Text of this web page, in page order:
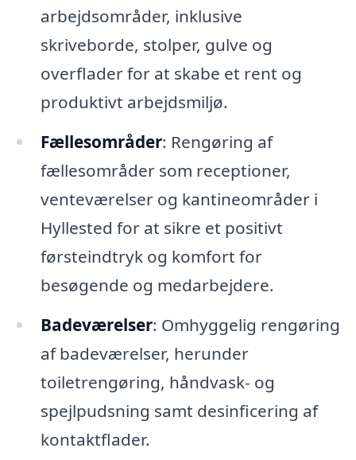
arbejdsområder, inklusive
skriveborde, stolper, gulve og
overflader for at skabe et rent og
produktivt arbejdsmiljø.
Fællesområder: Rengøring af
fællesområder som receptioner,
venteværelser og kantineområder i
Hyllested for at sikre et positivt
førsteindtryk og komfort for
besøgende og medarbejdere.
Badeværelser: Omhyggelig rengøring
af badeværelser, herunder
toiletrengøring, håndvask- og
spejlpudsning samt desinficering af
kontaktflader.